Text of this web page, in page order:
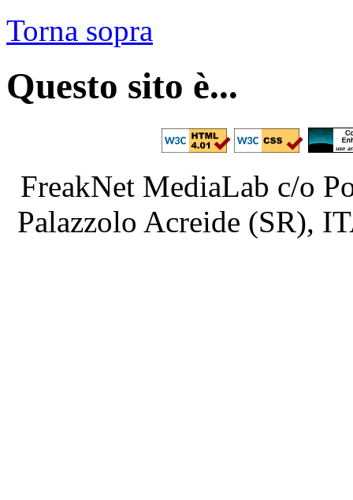
Torna sopra
Questo sito è...
FreakNet MediaLab c/o
Palazzolo Acreide (SR),